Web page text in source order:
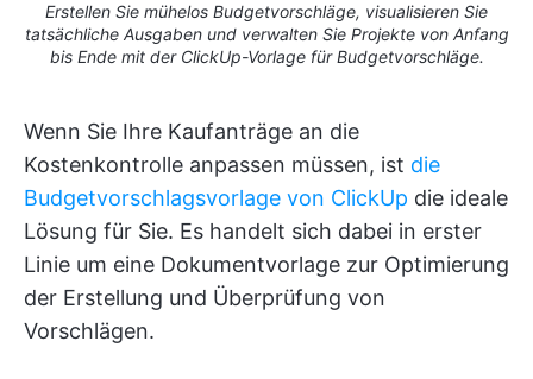
Erstellen Sie mühelos Budgetvorschläge, visualisieren Sie
tatsächliche Ausgaben und verwalten Sie Projekte von Anfang
bis Ende mit der ClickUp-Vorlage für Budgetvorschläge.
Wenn Sie Ihre Kaufanträge an die
Kostenkontrolle anpassen müssen, ist die
Budgetvorschlagsvorlage von ClickUp die ideale
Lösung für Sie. Es handelt sich dabei in erster
Linie um eine Dokumentvorlage zur Optimierung
der Erstellung und Überprüfung von
Vorschlägen.